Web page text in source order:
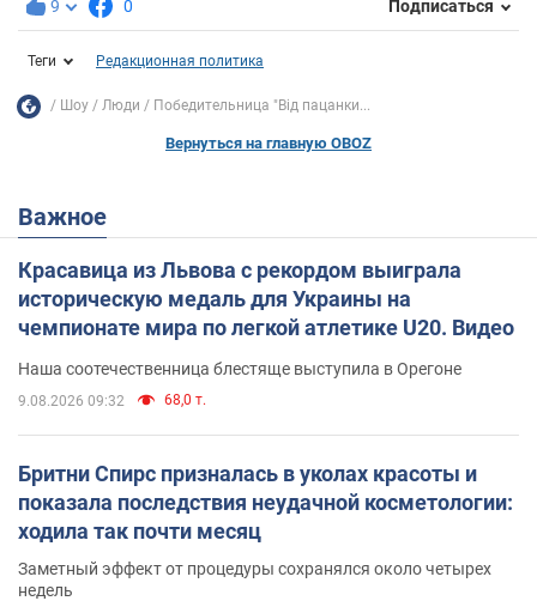
9 0 Подписаться
Теги Редакционная политика
Шоу Люди Победительница "Від пацанки...
Вернуться на главную OBOZ
Важное
Красавица из Львова с рекордом выиграла
историческую медаль для Украины на
чемпионате мира по легкой атлетике U20. Видео
Наша соотечественница блестяще выступила в Орегоне
9.08.2026 09:32 68,0 т.
Бритни Спирс призналась в уколах красоты и
показала последствия неудачной косметологии:
ходила так почти месяц
Заметный эффект от процедуры сохранялся около четырех
недель